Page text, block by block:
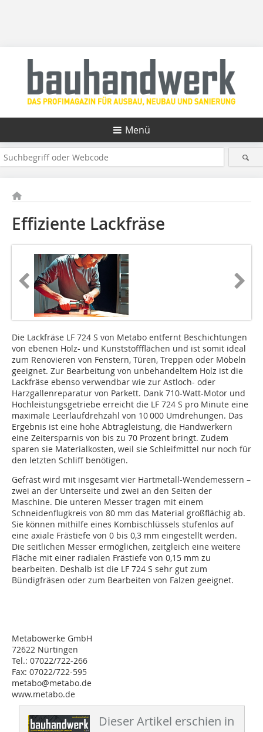
Menü
Effiziente Lackfräse
Die Lackfräse LF 724 S von Metabo entfernt Beschichtungen
von ebenen Holz- und Kunststoffflächen und ist somit ideal
zum Renovieren von Fenstern, Türen, Treppen oder Möbeln
geeignet. Zur Bearbeitung von unbehandeltem Holz ist die
Lackfräse ebenso verwendbar wie zur Astloch- oder
Harzgallenreparatur von Parkett. Dank 710-Watt-Motor und
Hochleistungsgetriebe erreicht die LF 724 S pro Minute eine
maximale Leerlaufdrehzahl von 10 000 Umdrehungen. Das
Ergebnis ist eine hohe Abtragleistung, die Handwerkern
eine Zeitersparnis von bis zu 70 Prozent bringt. Zudem
sparen sie Materialkosten, weil sie Schleifmittel nur noch für
den letzten Schliff benötigen.
Gefräst wird mit insgesamt vier Hartmetall-Wendemessern –
zwei an der Unterseite und zwei an den Seiten der
Maschine. Die unteren Messer tragen mit einem
Schneidenflugkreis von 80 mm das Material großflächig ab.
Sie können mithilfe eines Kombischlüssels stufenlos auf
eine axiale Frästiefe von 0 bis 0,3 mm eingestellt werden.
Die seitlichen Messer ermöglichen, zeitgleich eine weitere
Fläche mit einer radialen Frästiefe von 0,15 mm zu
bearbeiten. Deshalb ist die LF 724 S sehr gut zum
Bündigfräsen oder zum Bearbeiten von Falzen geeignet.
Metabowerke GmbH
72622 Nürtingen
Tel.: 07022/722-266
Fax: 07022/722-595
metabo@metabo.de
www.metabo.de
Dieser Artikel erschien in